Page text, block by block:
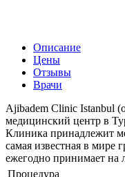
Описание
Цены
Отзывы
Врачи
Ajibadem Clinic Istanbul
медицинский центр в
Клиника принадлежит
самая известная в мире
ежегодно принимает на
Процедура